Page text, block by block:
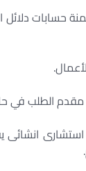
حسابات
انشائى